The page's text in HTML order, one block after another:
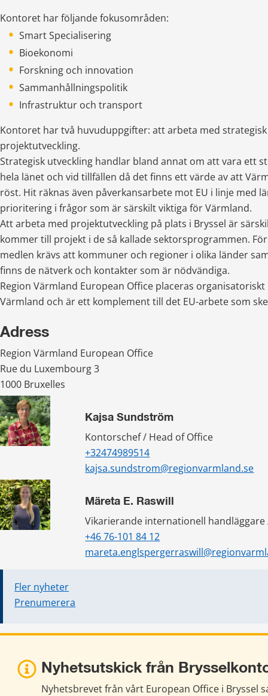
Kontoret har följande fokusområden:
Smart Specialisering
Bioekonomi
Forskning och innovation
Sammanhållningspolitik
Infrastruktur och transport
Kontoret har två huvuduppgifter: att arbeta med
projektutveckling.
Strategisk utveckling handlar bland annat om att vara ett
hela länet och vid tillfällen då det finns ett värde av att
röst. Hit räknas även påverkansarbete mot EU i linje med
prioritering i frågor som är särskilt viktiga för Värmland.
Att arbeta med projektutveckling på plats i Bryssel är
kommer till projekt i de så kallade sektorsprogrammen.
medlen krävs att kommuner och regioner i olika länder
finns de nätverk och kontakter som är nödvändiga.
Region Värmland European Office placeras
Värmland och är ett komplement till det EU-arbete som
Adress
Region Värmland European Office
Rue du Luxembourg 3
1000 Bruxelles
Kajsa Sundström
Kontorschef / Head of Office
+32474989514
kajsa.sundstrom@regionvarmland.se
Märeta E. Raswill
Vikarierande internationell handläggare
+46 76-101 84 12
Fler nyheter
Prenumerera
Nyhetsutskick från
Nyhetsbrevet från vårt European Office i Bryssel